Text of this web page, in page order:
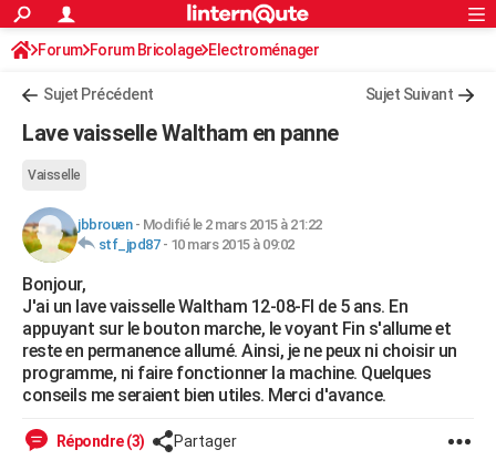
ACTUALITÉS
Politique
Société
Faits Divers
Education
Monde
Villes
+
AUTO
Essais
Réserver un essai
Citadines
Berlines
SUV
Forum auto
+HIGH-TECH
Mobiles
Meilleur smartphone
Internet
Ordinateurs
Jeux vidéo
Guide high-tech
+BRICOLAGE
Forum
Aménagement intérieur
Extérieur
Cuisine
Salle de bains
Jardinage
Rangement
WEEK-END
Guides de France
Escapades
Patrimoine
Expositions
Musées
Week-end nature
+LIFESTYLE
Art de vivre
Bien-être
Loisirs
Mode
Modes de vie
SANTE
S'inscrire
Connexion
Forum Forum Bricolage Electroménager
Sujet Précédent Sujet Suivant
Lave vaisselle Waltham en panne
Vaisselle
jbbrouen- Modifié le 2 mars 2015 à 21:22
stf_jpd87- 10 mars 2015 à 09:02
Bonjour,
J'ai un lave vaisselle Waltham 12-08-FI de 5 ans. En
appuyant sur le bouton marche, le voyant Fin s'allume et
reste en permanence allumé. Ainsi, je ne peux ni choisir un
programme, ni faire fonctionner la machine. Quelques
conseils me seraient bien utiles. Merci d'avance.
Répondre (3) Partager